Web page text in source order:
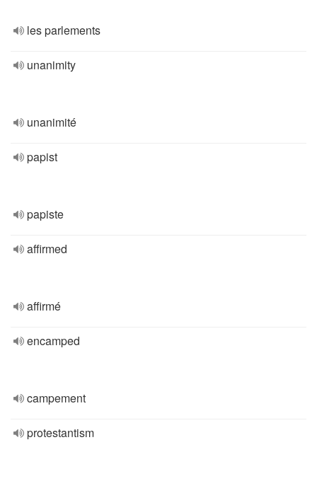
les parlements
unanimity
unanimité
papist
papiste
affirmed
affirmé
encamped
campement
protestantism